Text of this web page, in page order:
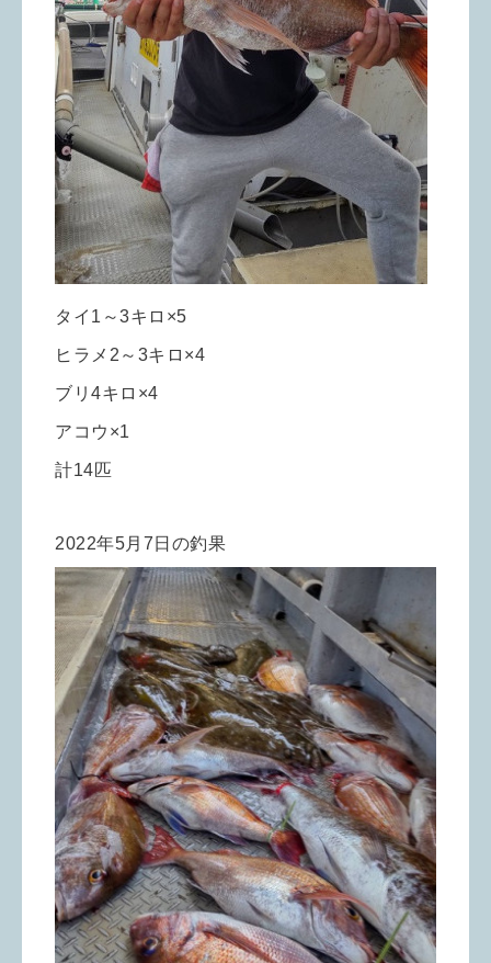
タイ1～3キロ×5
ヒラメ2～3キロ×4
ブリ4キロ×4
アコウ×1
計14匹
2022年5月7日の釣果